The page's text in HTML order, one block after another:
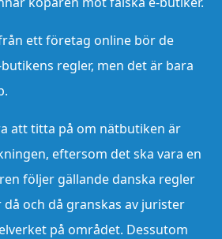
ett företag online bör de
regler, men det är bara
att titta på om nätbutiken är
eftersom det ska vara en
följer gällande danska regler
och då granskas av jurister
på området. Dessutom